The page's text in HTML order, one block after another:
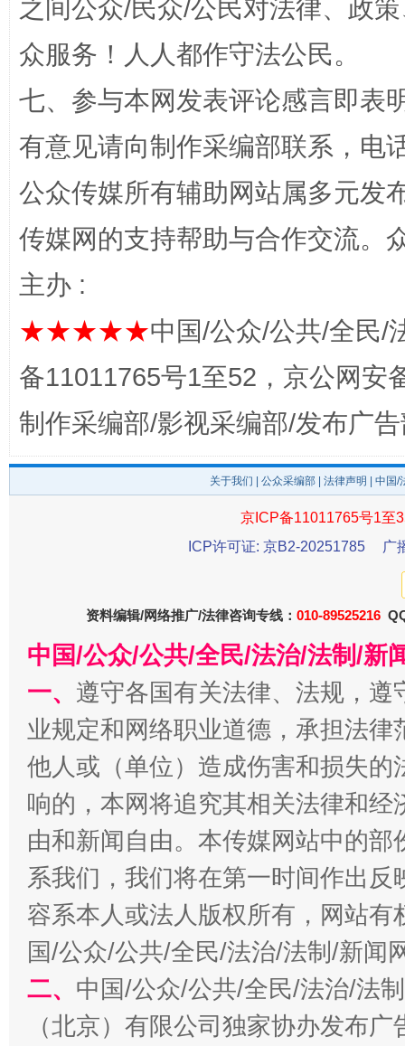
完善运行机制助力责任有效落实 一纸欠
东山县通报“牛蛙产品抗生素超标问题” 法
千年窑火 生生不息 一
揭开“小金库”的免责幌子
之间公众/民众/公民对法律、政
众服务！人人都作守法公民。
七、参与本网发表评论感言即表
有意见请向制作采编部联系，电
公众传媒所有辅助网站属多元发
传媒网的支持帮助与合作交流。
主办 :
★★★★★中国/公众/公共/全民/
备11011765号1至52，京公网安
制作采编部/影视采编部/发布广
关于我们 公众采编部 法律声明 | 中国
京ICP备11011765号1至
ICP许可证: 京B2-20251785
广
资料编辑/网络推广/法律咨询专线： 010-89525216
中国/公众/公共/全民/法治/法制/新
一、 遵守各国有关法律、法规，
业规定和网络职业道德，承担法
他人或（单位）造成伤害和损失
响的，本网将追究其相关法律和
由和新闻自由。本传媒网站中的
系我们，我们将在第一时间作出
容系本人或法人版权所有，网站
国/公众/公共/全民/法治/法制/新闻
二、 中国/公众/公共/全民/法治/法
（北京）有限公司独家协办发布